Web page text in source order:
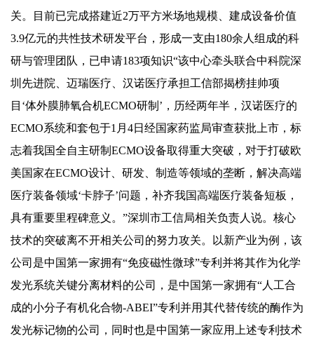
关。目前已完成搭建近2万平方米场地规模、建成设备价值
3.9亿元的共性技术研发平台，形成一支由180余人组成的科
研与管理团队，已申请183项知识“该中心牵头联合中科院深
圳先进院、迈瑞医疗、汉诺医疗承担工信部揭榜挂帅项
目‘体外膜肺氧合机ECMO研制’，历经两年半，汉诺医疗的
ECMO系统和套包于1月4日经国家药监局审查获批上市，标
志着我国全自主研制ECMO设备取得重大突破，对于打破欧
美国家在ECMO设计、研发、制造等领域的垄断，解决高端
医疗装备领域‘卡脖子’问题，补齐我国高端医疗装备短板，
具有重要里程碑意义。”深圳市工信局相关负责人说。核心
技术的突破离不开相关公司的努力攻关。以新产业为例，该
公司是中国第一家拥有“免疫磁性微球”专利并将其作为化学
发光系统关键分离材料的公司，是中国第一家拥有“人工合
成的小分子有机化合物-ABEI”专利并用其代替传统的酶作为
发光标记物的公司，同时也是中国第一家应用上述专利技术